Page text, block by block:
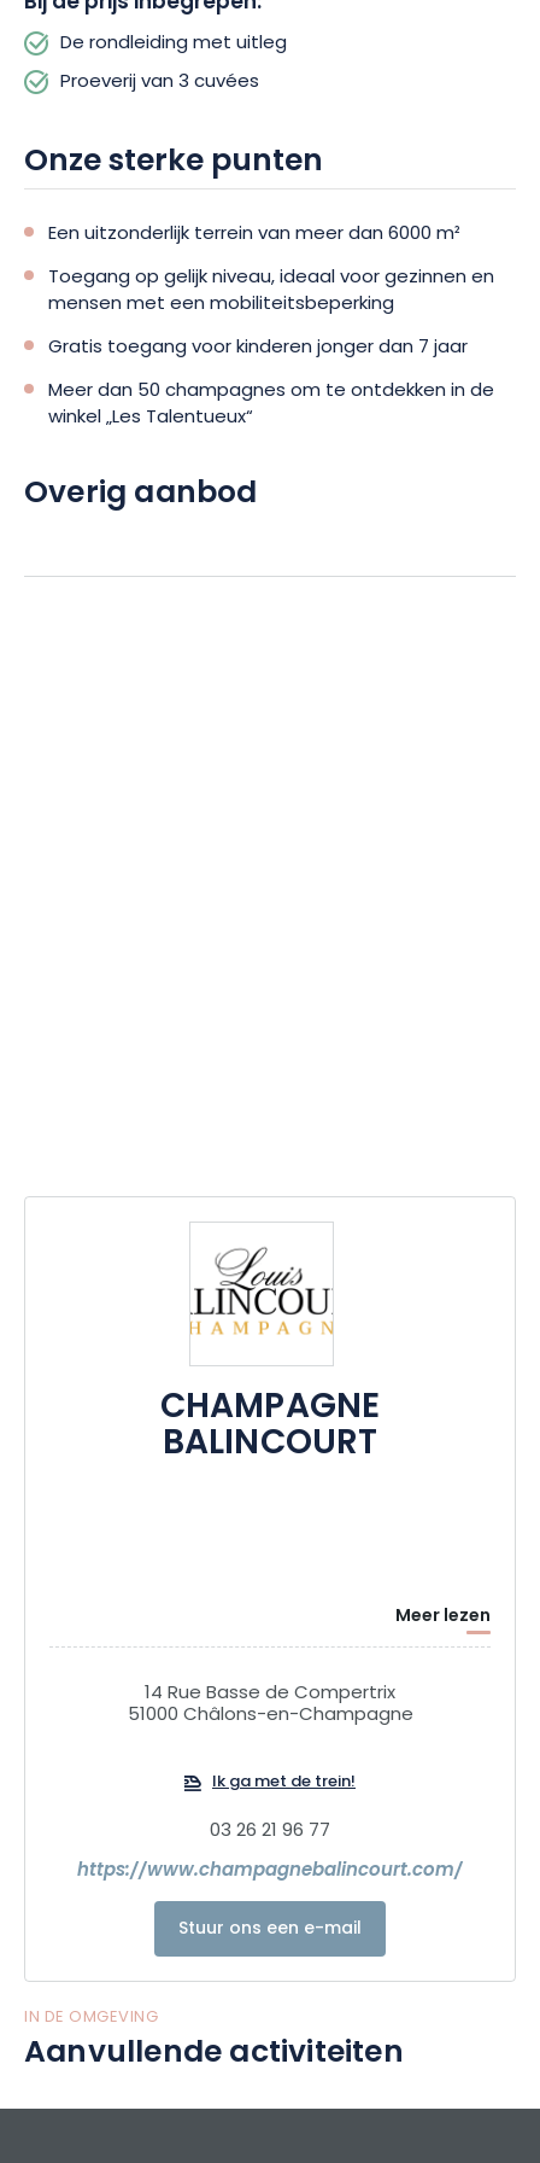
De rondleiding met uitleg
Proeverij van 3 cuvées
Onze sterke punten
Een uitzonderlijk terrein van meer dan 6000 m²
Toegang op gelijk niveau, ideaal voor gezinnen en
mensen met een mobiliteitsbeperking
Gratis toegang voor kinderen jonger dan 7 jaar
Meer dan 50 champagnes om te ontdekken in de
winkel „Les Talentueux“
Overig aanbod
CHAMPAGNE
BALINCOURT
Meer lezen
14 Rue Basse de Compertrix
51000 Châlons-en-Champagne
Ik ga met de trein!
03 26 21 96 77
https://www.champagnebalincourt.com/
Stuur ons een e-mail
IN DE OMGEVING
Aanvullende activiteiten